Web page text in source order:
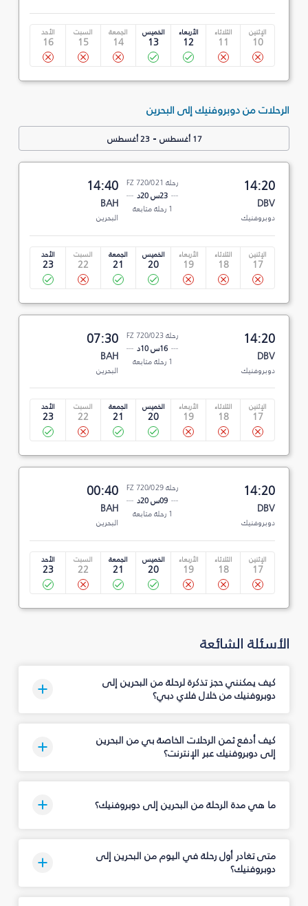
الإثنين
10
الثلاثاء
11
الأربعاء
12
الخميس
13
الجمعة
14
السبت
15
الأحد
16
الرحلات من دوبروفنيك إلى البحرين
17 أغسطس -23 أغسطس
14:20
DBV
دوبروفنيك
رحلة FZ 720/021
23س 20د
1 رحلة متابعة
14:40
BAH
البحرين
الإثنين
17
الثلاثاء
18
الأربعاء
19
الخميس
20
الجمعة
21
السبت
22
الأحد
23
14:20
DBV
دوبروفنيك
رحلة FZ 720/023
16س 10د
1 رحلة متابعة
07:30
BAH
البحرين
الإثنين
17
الثلاثاء
18
الأربعاء
19
الخميس
20
الجمعة
21
السبت
22
الأحد
23
14:20
DBV
دوبروفنيك
رحلة FZ 720/029
09س 20د
1 رحلة متابعة
00:40
BAH
البحرين
الإثنين
17
الثلاثاء
18
الأربعاء
19
الخميس
20
الجمعة
21
السبت
22
الأحد
23
الأسئلة الشائعة
كيف يمكنني حجز تذكرة لرحلة من البحرين إلى
دوبروفنيك من خلال فلاي دبي؟
كيف أدفع ثمن الرحلات الخاصة بي من البحرين
إلى دوبروفنيك عبر الإنترنت؟
ما هي مدة الرحلة من البحرين إلى دوبروفنيك؟
متى تغادر أول رحلة في اليوم من البحرين إلى
دوبروفنيك؟